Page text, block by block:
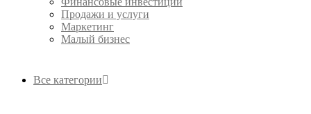
Продажи и услуги
Маркетинг
Малый бизнес
Все категории